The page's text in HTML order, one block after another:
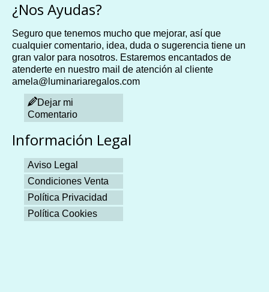
¿Nos Ayudas?
Seguro que tenemos mucho que mejorar, así que
cualquier comentario, idea, duda o sugerencia tiene un
gran valor para nosotros. Estaremos encantados de
atenderte en nuestro mail de atención al cliente
amela@luminariaregalos.com
Dejar mi
Comentario
Información Legal
Aviso Legal
Condiciones Venta
Política Privacidad
Política Cookies